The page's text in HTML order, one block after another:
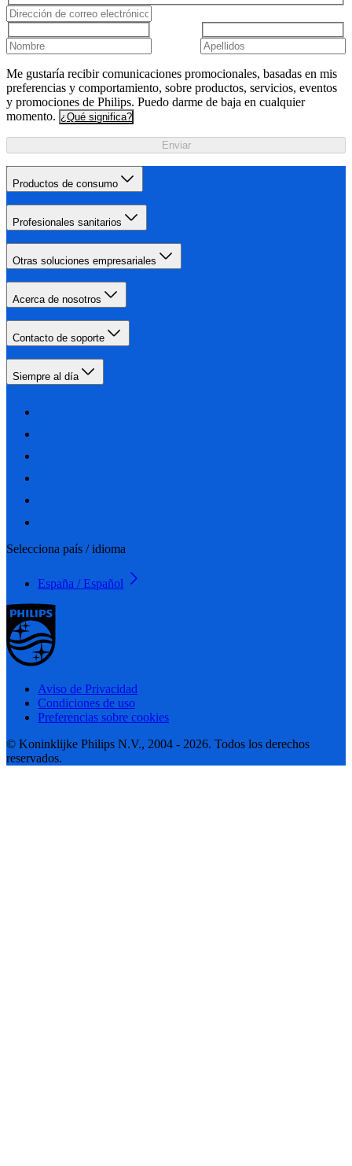
Me gustaría recibir comunicaciones promocionales, basadas en mis
preferencias y comportamiento, sobre productos, servicios, eventos
y promociones de Philips. Puedo darme de baja en cualquier
momento. ¿Qué significa?
Enviar
Productos de consumo
Profesionales sanitarios
Otras soluciones empresariales
Acerca de nosotros
Contacto de soporte
Siempre al día
Selecciona país / idioma
España / Español
Aviso de Privacidad
Condiciones de uso
Preferencias sobre cookies
© Koninklijke Philips N.V., 2004 - 2026. Todos los derechos
reservados.